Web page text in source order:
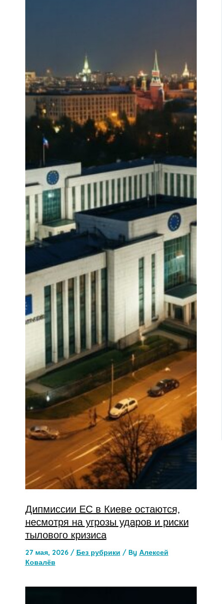
Дипмиссии ЕС в Киеве остаются,
несмотря на угрозы ударов и риски
тылового кризиса
27 мая, 2026 / Без рубрики / By Алексей
Ковалёв